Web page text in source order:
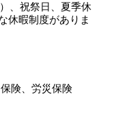
、祝祭日、夏季休
休暇制度がありま
険、労災保険